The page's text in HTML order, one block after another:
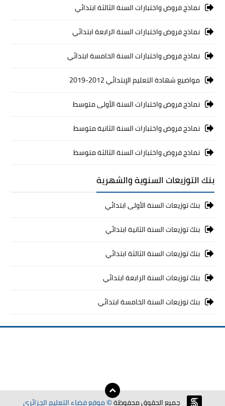
نماذج فروض واختبارات السنة الثالثة ابتدائي
نماذج فروض واختبارات السنة الرابعة ابتدائي
نماذج فروض واختبارات السنة الخامسة ابتدائي
مواضيع شهادة التعليم الإبتدائي 2012-2019
نماذج فروض واختبارات السنة الأولى متوسط
نماذج فروض واختبارات السنة الثانية متوسط
نماذج فروض واختبارات السنة الثالثة متوسط
بنك التوزيعات السنوية والشهرية
بنك توزيعات السنة الأولى ابتدائي
بنك توزيعات السنة الثانية ابتدائي
بنك توزيعات السنة الثالثة ابتدائي
بنك توزيعات السنة الرابعة ابتدائي
بنك توزيعات السنة الخامسة ابتدائي
جميع الحقوق محفوظة©موقع فضاء التعليم الجزائري